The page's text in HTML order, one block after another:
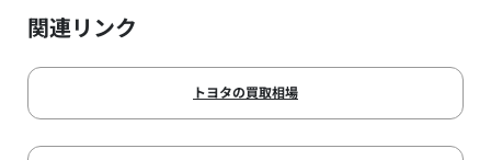
関連リンク
トヨタの買取相場